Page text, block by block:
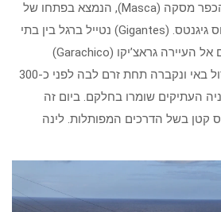
המתפתלת בתלילות אל הכפר מסקה (Masca), הנמצא בפתחו של
קניון מרהיב החוצה את לוס גיגנטס. (Gigantes) נטייל ברגל בין בתי
הכפר. נרד בעיקולים חדים אל העיירה גראצ’יקו (Garachico)
ששמשה בעבר כנמל הגדול באי ונקברה תחת זרם לבה לפני כ-300
העתיקים שומרו בחלקם. ביום זה
קטן בשל הדרכים המפותלות. לינה